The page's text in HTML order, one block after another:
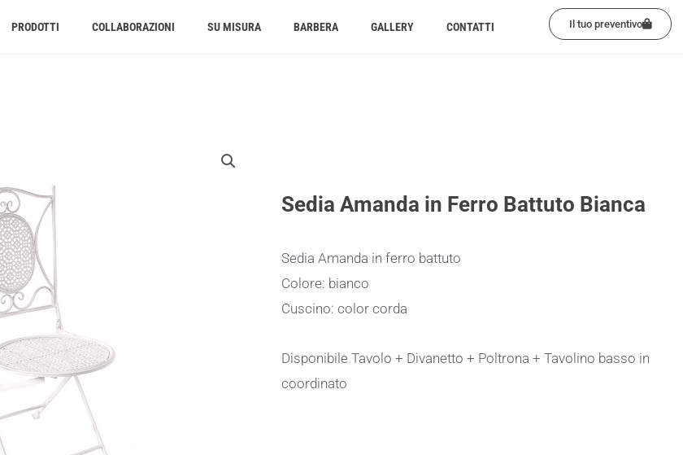
PRODOTTI COLLABORAZIONI SU MISURA BARBERA GALLERY CONTATTI Il tuo preventivo
Sedia Amanda in Ferro Battuto Bianca
Sedia Amanda in ferro battuto
Colore: bianco
Cuscino: color corda
Disponibile Tavolo + Divanetto + Poltrona + Tavolino basso in
coordinato